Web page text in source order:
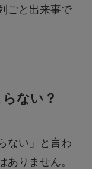
ごと出来事で
ない？
ない」と言わ
ありません。